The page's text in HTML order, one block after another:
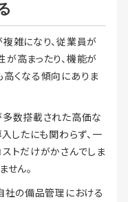
雑になり、従業員が
高まったり、機能が
くなる傾向にありま
多数搭載された高価な
したにも関わらず、一
トだけがかさんでしま
せん。
社の備品管理における